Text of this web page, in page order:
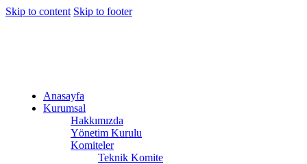
Skip to content Skip to footer
Anasayfa
Kurumsal
Hakkımızda
Yönetim Kurulu
Komiteler
Teknik Komite